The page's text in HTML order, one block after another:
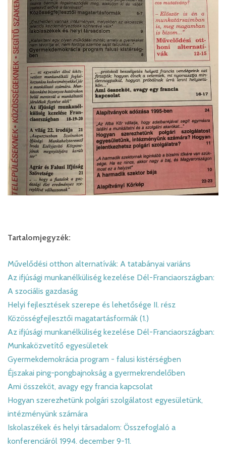
Tartalomjegyzék:
Művelődési otthon alternatívák: A tatabányai variáns
Az ifjúsági munkanélküliség kezelése Dél-Franciaországban:
A szociális gazdaság
Helyi fejlesztések szerepe és lehetősége II. rész
Közösségfejlesztői magatartásformák (1.)
Az ifjúsági munkanélküliség kezelése Dél-Franciaországban:
Munkaközvetítő egyesületek
Gyermekdemokrácia program - falusi kistérségben
Éjszakai ping-pongbajnokság a gyermekrendelőben
Ami összeköt, avagy egy francia kapcsolat
Hogyan szerezhetünk polgári szolgálatost egyesületünk,
intézményünk számára
Iskolaszékek és helyi társadalom: Összefoglaló a
konferenciáról 1994. december 9-11.